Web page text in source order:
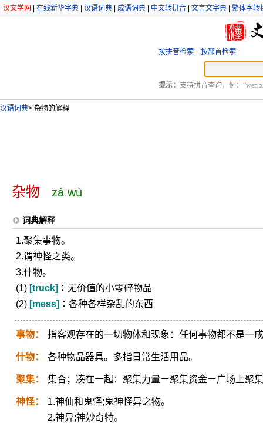
汉文学网 在线新华字典 汉语词典 成语词典 中文转拼音 文言文字典 繁体字转
按拼音检索 按部首检索
提示： 支持拼音查询，例：“wen
汉语词典> 杂物的解释
杂物 zá wù
词典解释
1.聚集事物。
2.谓神怪之类。
3.什物。
(1) [truck] ∶无价值的小零碎物品
(2) [mess] ∶各种各样杂乱的东西
事物： 指客观存在的一切物体和现象：任何事物都不是一
什物： 各种物品器具。多指日常生活用品。
聚集： 集合；凑在一起：聚集力量ㄧ聚集资金ㄧ广场上聚
神怪：
1.神仙和鬼怪;鬼神怪异之物。
2.神异;神妙奇特。